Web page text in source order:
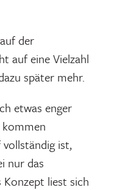
der
auf eine Vielzahl
später mehr.
etwas enger
kommen
ist,
nur das
liest sich